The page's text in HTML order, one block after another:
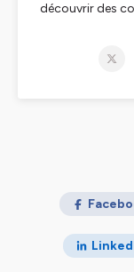
découvrir des
intellectuelle.
protecteur des
Hébergé par